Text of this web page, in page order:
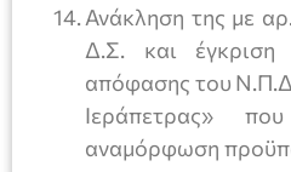
Ανάκληση της με
Δ.Σ. και
απόφασης του
Ιεράπετρας»
αναμόρφωση